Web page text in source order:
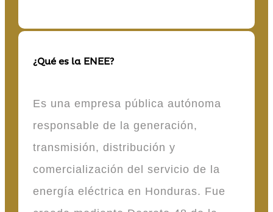
¿Qué es la ENEE?
Es una empresa pública autónoma
responsable de la generación,
transmisión, distribución y
comercialización del servicio de la
energía eléctrica en Honduras. Fue